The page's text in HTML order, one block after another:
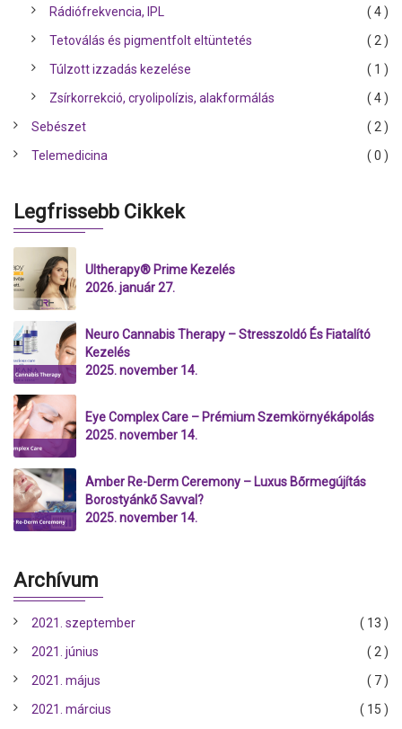
Rádiófrekvencia, IPL
( 4 )
Tetoválás és pigmentfolt eltüntetés
( 2 )
Túlzott izzadás kezelése
( 1 )
Zsírkorrekció, cryolipolízis, alakformálás
( 4 )
Sebészet
( 2 )
Telemedicina
( 0 )
Legfrissebb Cikkek
Ultherapy® Prime Kezelés
2026. január 27.
Neuro Cannabis Therapy – Stresszoldó És Fiatalító
Kezelés
2025. november 14.
Eye Complex Care – Prémium Szemkörnyékápolás
2025. november 14.
Amber Re-Derm Ceremony – Luxus Bőrmegújítás
Borostyánkő Savval?
2025. november 14.
Archívum
2021. szeptember
( 13 )
2021. június
( 2 )
2021. május
( 7 )
2021. március
( 15 )